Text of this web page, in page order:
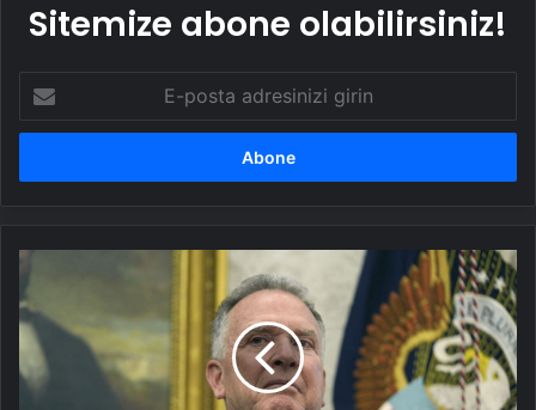
Sitemize abone olabilirsiniz!
posta
adresinizi
Trump'ın
Özel
Temsilcisi
Witkoff,
Gazzeliler
için